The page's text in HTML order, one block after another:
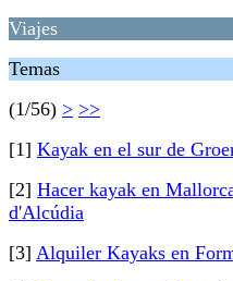
Viajes
Temas
(1/56) > >>
[1] Kayak en el sur de
[2] Hacer kayak en
d'Alcúdia
[3] Alquiler Kayaks en